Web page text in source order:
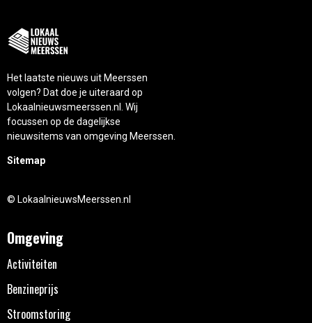
Het laatste nieuws uit Meerssen
volgen? Dat doe je uiteraard op
Lokaalnieuwsmeerssen.nl. Wij
focussen op de dagelijkse
nieuwsitems van omgeving Meerssen.
Sitemap
© LokaalnieuwsMeerssen.nl
Omgeving
Activiteiten
Benzineprijs
Stroomstoring